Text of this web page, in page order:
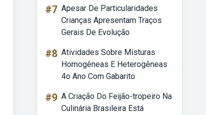
#7 Apesar De Particularidades
Crianças Apresentam Traços
Gerais De Evolução
#8 Atividades Sobre Misturas
Homogêneas E Heterogêneas
4o Ano Com Gabarito
#9 A Criação Do Feijão-tropeiro Na
Culinária Brasileira Está